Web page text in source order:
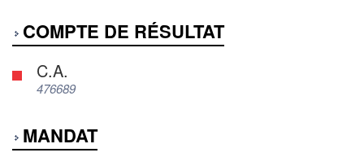
COMPTE DE RÉSULTAT
C.A.
476689
MANDAT